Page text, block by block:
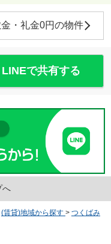
・礼金0円の物件
LINEで共有する
へ
(賃貸)地域から探す > つくばみ